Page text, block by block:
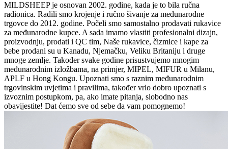
MILDSHEEP je osnovan 2002. godine, kada je to bila ručna
radionica. Radili smo krojenje i ručno šivanje za međunarodne
trgovce do 2012. godine. Počeli smo samostalno prodavati rukavice
za međunarodne kupce. A sada imamo vlastiti profesionalni dizajn,
proizvodnju, prodati i QC tim, Naše rukavice, čizmice i kape za
bebe prodani su u Kanadu, Njemačku, Veliku Britaniju i druge
mnoge zemlje. Također svake godine prisustvujemo mnogim
međunarodnim izložbama, na primjer, MIPEL, MIFUR u Milanu,
APLF u Hong Kongu. Upoznati smo s raznim međunarodnim
trgovinskim uvjetima i pravilima, također vrlo dobro upoznati s
izvoznim postupkom, pa, ako imate pitanja, slobodno nas
obavijestite! Dat ćemo sve od sebe da vam pomognemo!